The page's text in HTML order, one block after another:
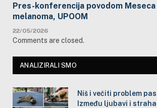
Pres-konferencija povodom
melanoma, UPOOM
22/05/2026
Comments are closed.
ANALIZIRALI SMO
Niš i večiti problem
Između ljubavi i